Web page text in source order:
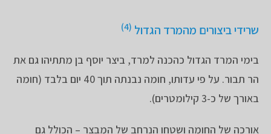
שרידי ביצורים מהמרד הגדול (4)
בימי המרד הגדול כהכנה למרד, ביצר יוסף בן מתתיהו גם את
הר תבור. על פי עדותו, חומה נבנתה תוך 40 יום בלבד (חומה
באורך של כ-3 קילומטרים).
אורכה של החומה ושטחו הנרחב של המבצר – הכולל גם